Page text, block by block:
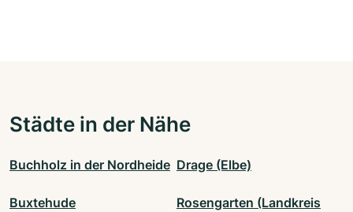
Städte in der Nähe
Buchholz in der Nordheide Drage (Elbe)
Buxtehude
Rosengarten (Landkreis